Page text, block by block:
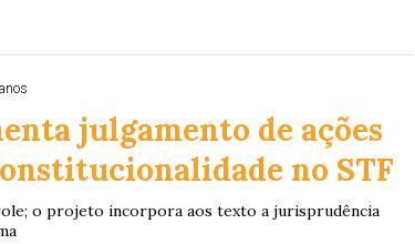
julgamento de ações
no STF
o projeto incorpora aos texto a jurisprudência